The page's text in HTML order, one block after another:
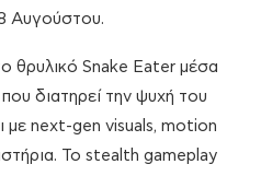
Αυγούστου.
θρυλικό Snake Eater μέσα
διατηρεί την ψυχή του
με next-gen visuals, motion
Το stealth gameplay